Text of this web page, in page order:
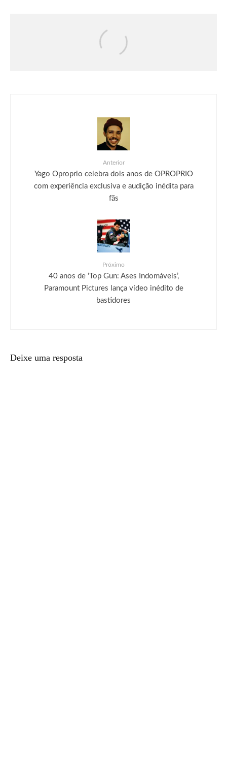
disponíveis para o dia 11 de setembro,
Rock in Rio se prepara para a grande
Anterior
Yago Oproprio celebra dois anos de OPROPRIO
com experiência exclusiva e audição inédita para
fãs
Próximo
40 anos de ‘Top Gun: Ases Indomáveis’,
Paramount Pictures lança vídeo inédito de
bastidores
Deixe uma resposta